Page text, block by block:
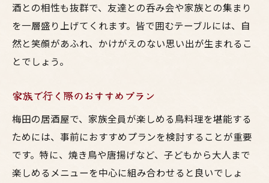
酒との相性も抜群で、友達との呑み会や家族との集まり
を一層盛り上げてくれます。皆で囲むテーブルには、自
然と笑顔があふれ、かけがえのない思い出が生まれるこ
とでしょう。
家族で行く際のおすすめプラン
梅田の居酒屋で、家族全員が楽しめる鳥料理を堪能する
ためには、事前におすすめプランを検討することが重要
です。特に、焼き鳥や唐揚げなど、子どもから大人まで
楽しめるメニューを中心に組み合わせると良いでしょ